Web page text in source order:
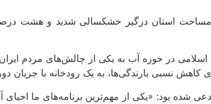
کاهش نسبی بارندگی‌ها، به یک رودخانه با
اکبر محرابیان، وزیر نیرو سابق جمهوری اسلامی، هفتم شهریور ۱۴۰۱ مدعی شده